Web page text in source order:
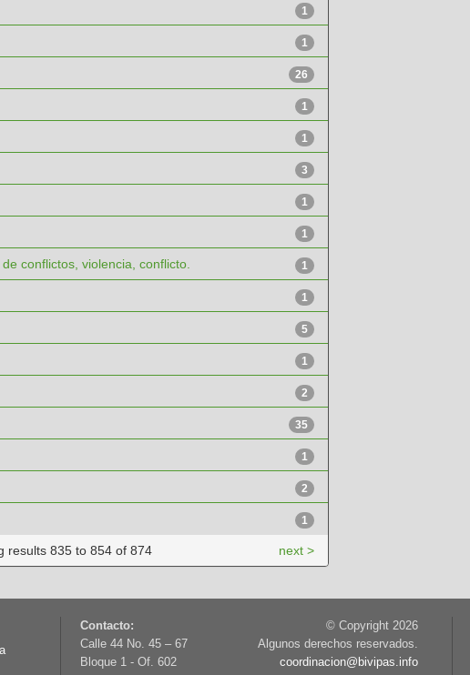
1
1
26
1
1
3
1
1
conflictos, violencia, conflicto. 1
1
5
1
2
35
1
2
1
results 835 to 854 of 874 next >
Contacto:
Calle 44 No. 45 – 67
Bloque 1 - Of. 602
© Copyright 2026
Algunos derechos reservados.
coordinacion@bivipas.info